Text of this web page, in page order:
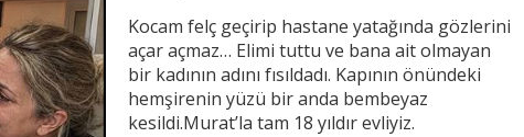
Kocam felç geçirip hastane yatağında gözlerini
açar açmaz… Elimi tuttu ve bana ait olmayan
bir kadının adını fısıldadı. Kapının önündeki
hemşirenin yüzü bir anda bembeyaz
kesildi.Murat’la tam 18 yıldır evliyiz.